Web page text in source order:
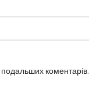
коментарів.